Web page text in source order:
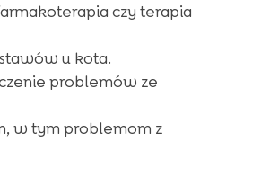
czy terapia
u kota.
problemów ze
w tym problemom z